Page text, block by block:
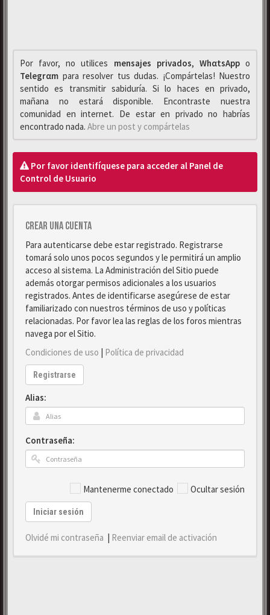
Por favor, no utilices mensajes privados, WhαtsAppo
Telegrαm para resolver tus dudas. ¡Compártelas! Nuestro
sentido es transmitir sabiduría. Si lo haces en privado,
mañana no estará disponible. Encontraste nuestra
comunidad en internet. De estar en privado no habrías
encontrado nada. Abre un post y compártelas
Por favor identifíquese para acceder al Panel de
Control de Usuario
Crear una cuenta
Para autenticarse debe estar registrado. Registrarse
tomará solo unos pocos segundos y le permitirá un amplio
acceso al sistema. La Administración del Sitio puede
además otorgar permisos adicionales a los usuarios
registrados. Antes de identificarse asegúrese de estar
familiarizado con nuestros términos de uso y políticas
relacionadas. Por favor lea las reglas de los foros mientras
navega por el Sitio.
Condiciones de uso | Política de privacidad
Registrarse
Alias:
Contraseña:
Mantenerme conectado Ocultar sesión
Iniciar sesión
Olvidé mi contraseña | Reenviar email de activación